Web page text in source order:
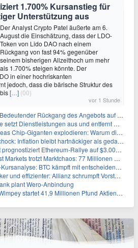
1.700% Kursanstieg für
Unterstützung aus
Der Analyst Crypto Patel äußerte am 6.
August die Einschätzung, dass der LDO-
Token von Lido DAO nach einem
Rückgang von fast 94% gegenüber
seinem bisherigen Allzeithoch um mehr
als 1.700% steigen könnte. Der
in einer hochriskanten
jedoch, dass die bärische Struktur des
[…] (00)
vor 1 Stunde
Rückgang des Angebots auf Börsen – Was kommt als Nächstes?
aus und entfernt mehrere Krypto-Paare: Wer ist betroffen?
Giganten explodieren: Warum dieser Rekord-Tag die KI-Branche erschüttert
Inflation bleibt hartnäckiger als gedacht – 2027 wird zum kritischen Test
Ethereum-Rallye auf $3.000 nach entscheidendem On-Chain-Ausbruch
trotzt Marktchaos: 77 Millionen Pfund Gewinn im ersten Halbjahr
BTC kämpft mit entscheidender $65K-Hürde, während sich ein Liquidationscluster aufbaut
effizienter: Allianz schrumpft Vorstand auf 8 Köpfe – das steckt dahinter
plant Wero-Anbindung
startet 41,9 Millionen Pfund Aktienrückkauf – was Anleger wissen müssen